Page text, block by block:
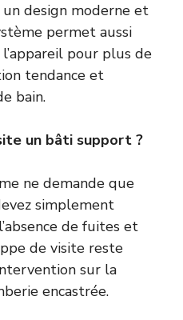
design moderne et
permet aussi
pour plus de
tendance et
bain.
un bâti support ?
ne demande que
simplement
de fuites et
de visite reste
sur la
encastrée.